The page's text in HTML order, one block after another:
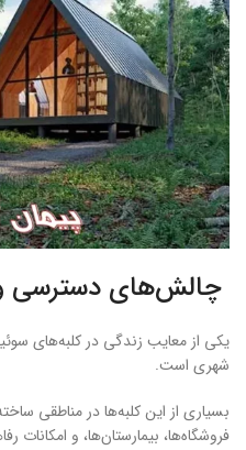
چالش‌های دسترسی و
یکی از معایب زندگی در کلبه‌های
شهری است.
بسیاری از این کلبه‌ها در مناطقی
فروشگاه‌ها، بیمارستان‌ها، و امکانات